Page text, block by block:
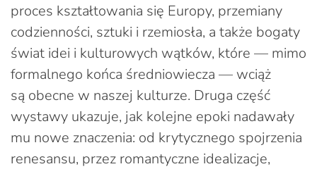
proces kształtowania się Europy, przemiany
codzienności, sztuki i rzemiosła, a także bogaty
świat idei i kulturowych wątków, które — mimo
formalnego końca średniowiecza — wciąż
są obecne w naszej kulturze. Druga część
wystawy ukazuje, jak kolejne epoki nadawały
mu nowe znaczenia: od krytycznego spojrzenia
renesansu, przez romantyczne idealizacje,